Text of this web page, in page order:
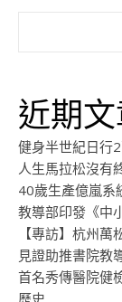
近期
健身半世紀日行
人生馬拉松沒有
40歲生產億嵐系
教導部印發《中
【專訪】杭州
見證助推書院教
首名秀傳醫院健
歷史